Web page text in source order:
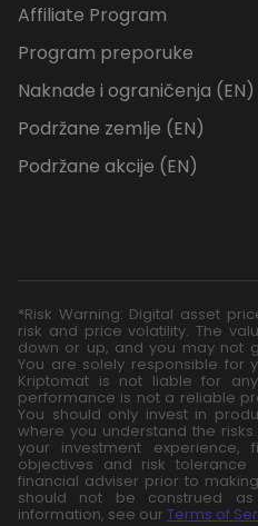
Affiliate Program
Program preporuke
Naknade i ograničenja (EN)
Podržane zemlje (EN)
Podržane akcije (EN)
*Risk Warning: Digital asset
risk and price volatility. The
down or up, and you may not
You are solely responsible for
Kriptomat is not liable for
performance is not a reliable
You should only invest in
where you understand the
your investment experience,
objectives and risk
financial adviser prior to
should not be construed
information, see our Terms of